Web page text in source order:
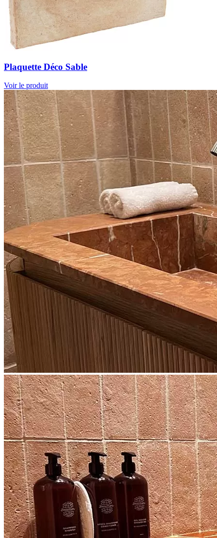
Plaquette Déco Sable
Voir le produit